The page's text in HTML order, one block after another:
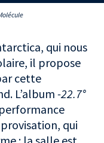
qui nous
il propose
cette
L’album-22.7°
qui